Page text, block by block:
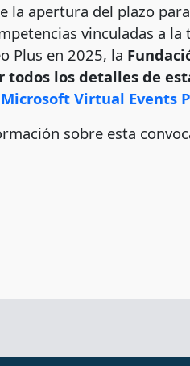
la apertura del plazo
vinculadas a
Plus en 2025, la
todos los detalles de
Microsoft Virtual Events
sobre esta